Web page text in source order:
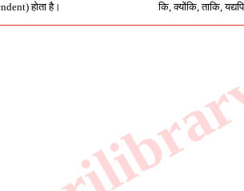
होता है। कि, क्योंकि, ताकि,